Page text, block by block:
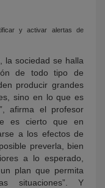
y activar alertas de
la sociedad se halla
de todo tipo de
producir grandes
sino en lo que es
afirma el profesor
es cierto que en
a los efectos de
preverla, bien
a lo esperado,
plan que permita
situaciones”. Y